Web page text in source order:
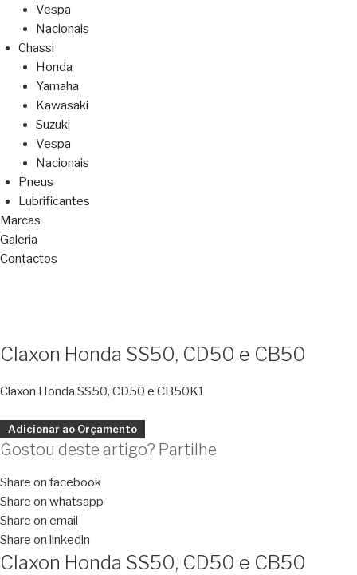
Vespa
Nacionais
Chassi
Honda
Yamaha
Kawasaki
Suzuki
Vespa
Nacionais
Pneus
Lubrificantes
Marcas
Galeria
Contactos
Claxon Honda SS50, CD50 e CB50
Claxon Honda SS50, CD50 e CB50K1
Adicionar ao Orçamento
Gostou deste artigo? Partilhe
Share on facebook
Share on whatsapp
Share on email
Share on linkedin
Claxon Honda SS50, CD50 e CB50